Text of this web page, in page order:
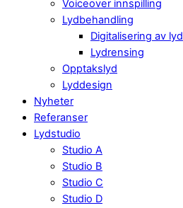
Voiceover innspilling
Lydbehandling
Digitalisering av lyd
Lydrensing
Opptakslyd
Lyddesign
Nyheter
Referanser
Lydstudio
Studio A
Studio B
Studio C
Studio D